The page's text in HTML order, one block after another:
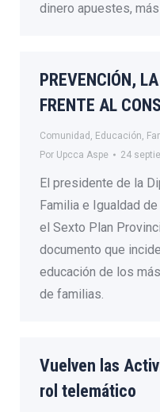
dinero apuestes,
PREVENCIÓN,
FRENTE AL
Comunidad , Educación,
Por Upcca Aspe 24
El presidente de la
Familia e Igualdad
el Sexto Plan
documento que
educación de los
de familias.
Vuelven las
rol telemático